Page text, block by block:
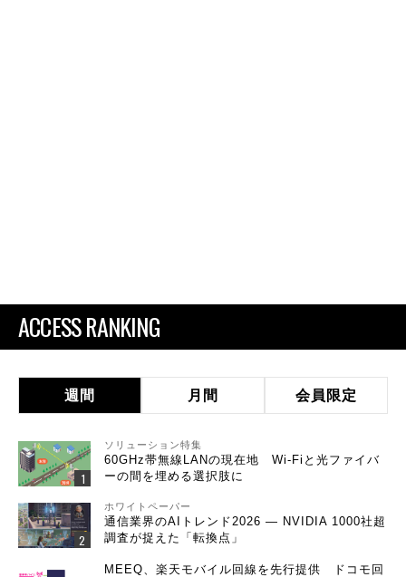
ACCESS RANKING
週間 月間 会員限定
ソリューション特集
60GHz帯無線LANの現在地 Wi-Fiと光ファイバ
ーの間を埋める選択肢に
ホワイトペーパー
通信業界のAIトレンド2026 ― NVIDIA 1000社超
調査が捉えた「転換点」
MEEQ、楽天モバイル回線を先行提供 ドコモ回